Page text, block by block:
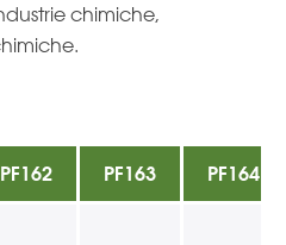
chimiche,
PF162 PF163 PF164